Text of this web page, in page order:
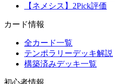
【ネメシス】2Pick評価
カード情報
全カード一覧
テンポラリーデッキ解説
構築済みデッキ一覧
初心者情報